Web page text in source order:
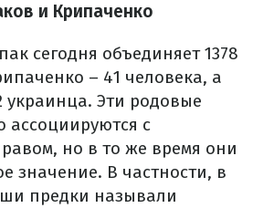
и Крипаченко
сегодня объединяет 1378
– 41 человека, а
украинца. Эти родовые
ассоциируются с
но в то же время они
значение. В частности, в
предки называли